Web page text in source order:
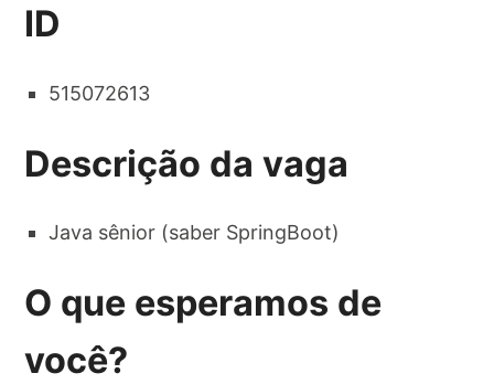
ID
515072613
Descrição da vaga
Java sênior (saber SpringBoot)
O que esperamos de
você?